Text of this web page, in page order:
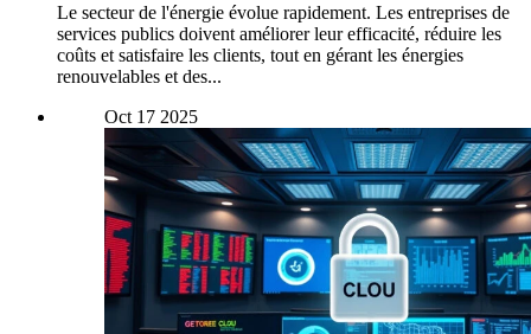
Le secteur de l'énergie évolue rapidement. Les entreprises de
services publics doivent améliorer leur efficacité, réduire les
coûts et satisfaire les clients, tout en gérant les énergies
renouvelables et des...
Oct 17 2025